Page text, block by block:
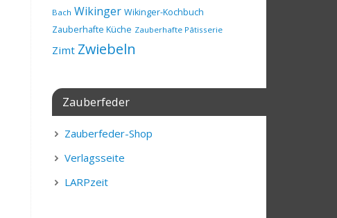
Bach Wikinger Wikinger-Kochbuch
Zauberhafte Küche Zauberhafte Pâtisserie
Zimt Zwiebeln
Zauberfeder
Zauberfeder-Shop
Verlagsseite
LARPzeit